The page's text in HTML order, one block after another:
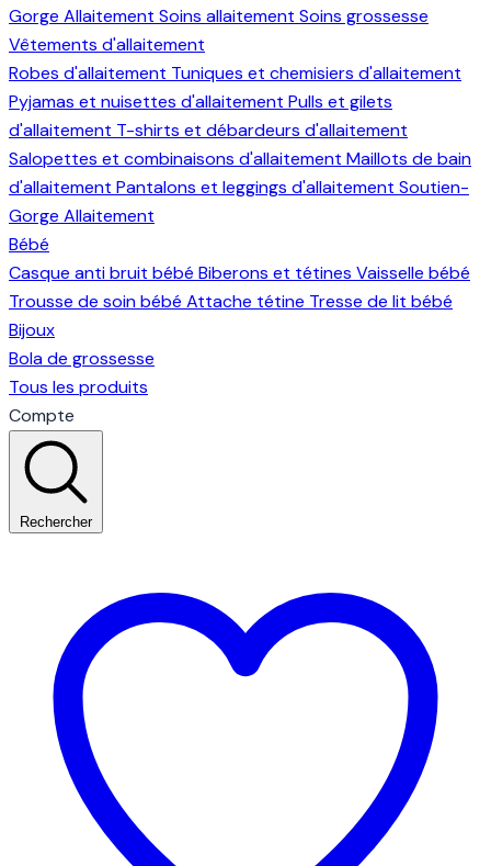
Gorge Allaitement Soins allaitement Soins grossesse
Vêtements d'allaitement
Robes d'allaitement Tuniques et chemisiers d'allaitement
Pyjamas et nuisettes d'allaitement Pulls et gilets
d'allaitement T-shirts et débardeurs d'allaitement
Salopettes et combinaisons d'allaitement Maillots de bain
d'allaitement Pantalons et leggings d'allaitement Soutien-
Gorge Allaitement
Bébé
Casque anti bruit bébé Biberons et tétines Vaisselle bébé
Trousse de soin bébé Attache tétine Tresse de lit bébé
Bijoux
Bola de grossesse
Tous les produits
Compte
Rechercher